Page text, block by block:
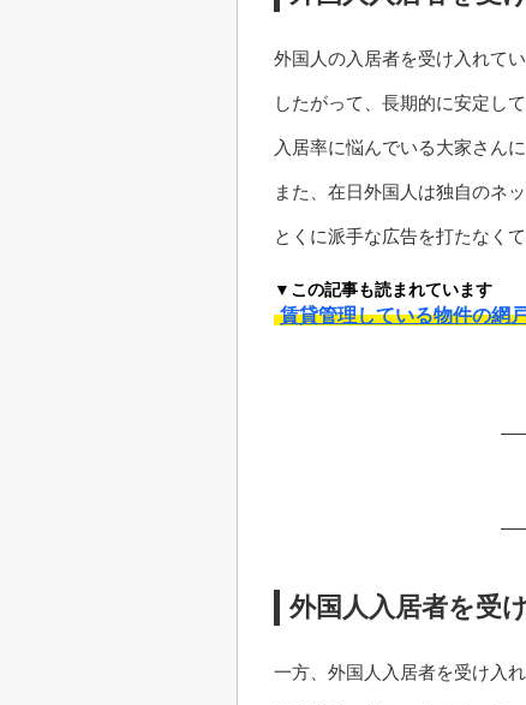
外国人の入居者を受け入れて
したがって、長期的に安定し
入居率に悩んでいる大家さん
また、在日外国人は独自のネ
とくに派手な広告を打たなく
▼この記事も読まれています
賃貸管理している物件の網
外国人入居者を受
一方、外国人入居者を受け入